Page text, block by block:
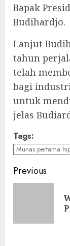
Bapak
Budihardjo.
Lanjut
tahun
telah
bagi
untuk
jelas
Tags:
Munas pertama
Continue
Previous